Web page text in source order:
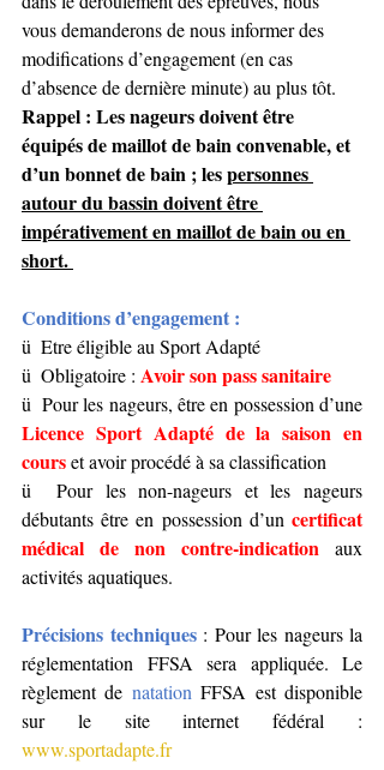
vous demanderons de nous informer des
modifications d’engagement (en cas
d’absence de dernière minute) au plus tôt.
Rappel : Les nageurs doivent être
équipés de maillot de bain convenable, et
d’un bonnet de bain ; les personnes
autour du bassin doivent être
impérativement en maillot de bain ou en
short.
Conditions d’engagement :
ü  Etre éligible au Sport Adapté
ü  Obligatoire : Avoir son pass sanitaire
Licence Sport Adapté de la saison en
cours et avoir procédé à sa classification
ü  Pour les non-nageurs et les nageurs
débutants être en possession d’un certificat
médical de non contre-indication
aux
activités aquatiques.
Précisions techniques : Pour les nageurs la
réglementation FFSA sera appliquée. Le
règlement de natation FFSA est disponible
www.sportadapte.fr